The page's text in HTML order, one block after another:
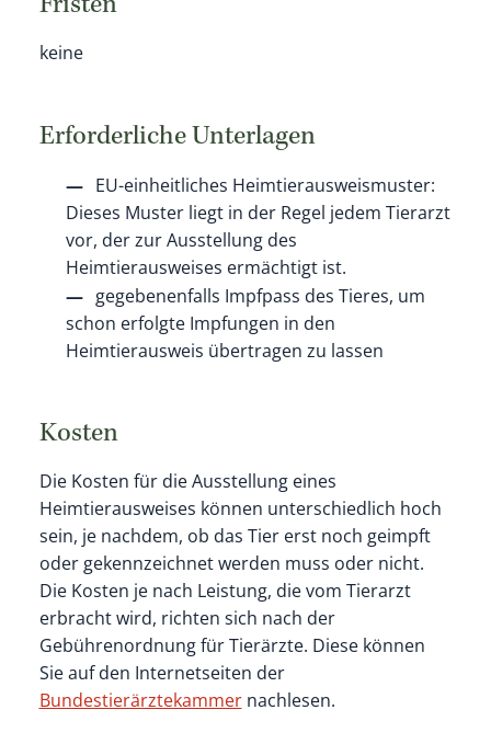
Fristen
keine
Erforderliche Unterlagen
EU-einheitliches Heimtierausweismuster:
Dieses Muster liegt in der Regel jedem Tierarzt
vor, der zur Ausstellung des
Heimtierausweises ermächtigt ist.
gegebenenfalls Impfpass des Tieres, um
schon erfolgte Impfungen in den
Heimtierausweis übertragen zu lassen
Kosten
Die Kosten für die Ausstellung eines
Heimtierausweises können unterschiedlich hoch
sein, je nachdem, ob das Tier erst noch geimpft
oder gekennzeichnet werden muss oder nicht.
Die Kosten je nach Leistung, die vom Tierarzt
erbracht wird, richten sich nach der
Gebührenordnung für Tierärzte. Diese können
Sie auf den Internetseiten der
Bundestierärztekammernachlesen.